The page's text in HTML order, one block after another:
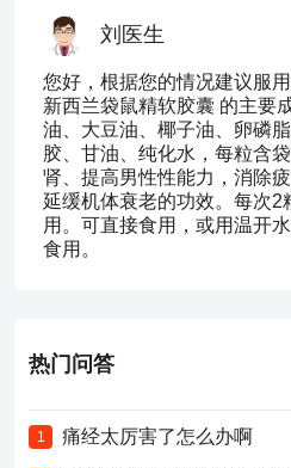
刘医生
您好，根据您的情况建议服
新西兰袋鼠精软胶囊 的主要
油、大豆油、椰子油、卵磷
胶、甘油、纯化水，每粒含
肾、提高男性性能力，消除
延缓机体衰老的功效。每次2
用。可直接食用，或用温开
食用。
热门问答
1 痛经太厉害了怎么办啊